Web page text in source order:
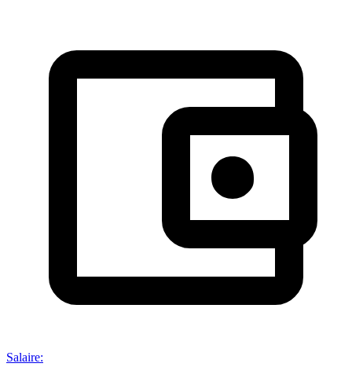
Salaire: